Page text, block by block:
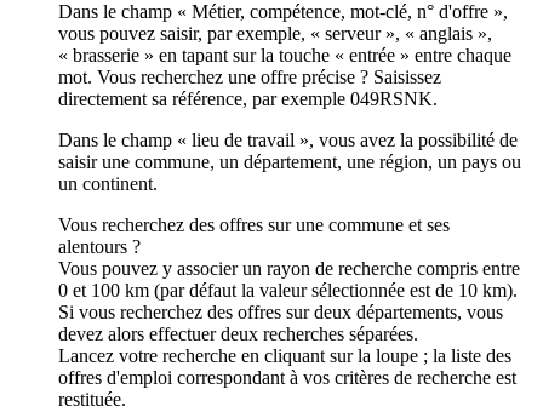
Dans le champ « Métier, compétence, mot-clé, n° d'offre »,
vous pouvez saisir, par exemple, « serveur », « anglais »,
« brasserie » en tapant sur la touche « entrée » entre chaque
mot. Vous recherchez une offre précise ? Saisissez
directement sa référence, par exemple 049RSNK.
Dans le champ « lieu de travail », vous avez la possibilité de
saisir une commune, un département, une région, un pays ou
un continent.
Vous recherchez des offres sur une commune et ses
alentours ?
Vous pouvez y associer un rayon de recherche compris entre
0 et 100 km (par défaut la valeur sélectionnée est de 10 km).
Si vous recherchez des offres sur deux départements, vous
devez alors effectuer deux recherches séparées.
Lancez votre recherche en cliquant sur la loupe ; la liste des
offres d'emploi correspondant à vos critères de recherche est
restituée.